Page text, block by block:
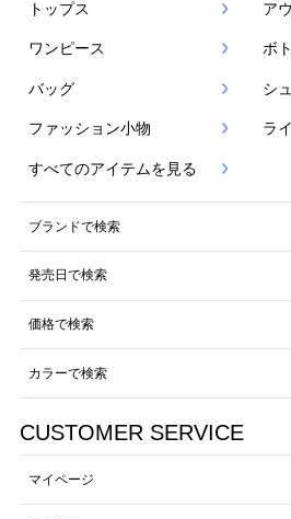
トップス ア
ワンピース ボ
バッグ シ
ファッション小物 ラ
すべてのアイテムを見る
ブランドで検索
発売日で検索
価格で検索
カラーで検索
CUSTOMER SERVICE
マイページ